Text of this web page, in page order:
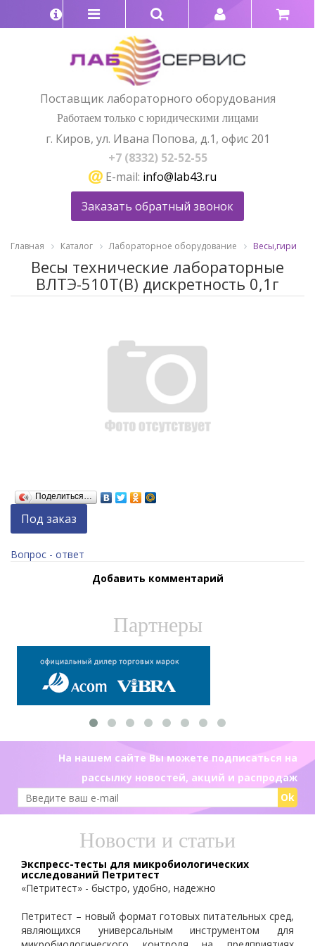
Поставщик лабораторного оборудования
Работаем только с юридическими лицами
г. Киров, ул. Ивана Попова, д.1, офис 201
+7 (8332) 52-52-55
E-mail: info@lab43.ru
Заказать обратный звонок
Главная Каталог Лабораторное оборудование Весы,гири
Весы технические лабораторные
ВЛТЭ-510Т(В) дискретность 0,1г
Поделиться…
Под заказ
Вопрос - ответ
Добавить комментарий
Партнеры
На нашем сайте Вы можете подписаться на
рассылку новостей, акций и распродаж
Ok
Новости и статьи
Экспресс-тесты для микробиологических
исследований Петритест
«Петритест» - быстро, удобно, надежно
Петритест – новый формат готовых питательных сред,
являющихся универсальным инструментом для